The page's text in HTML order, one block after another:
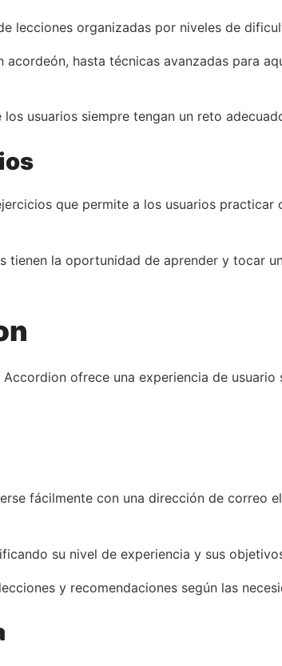
lecciones organizadas por niveles de
hasta técnicas avanzadas para
usuarios siempre tengan un reto
que permite a los usuarios practicar
tienen la oportunidad de aprender y tocar
ofrece una experiencia de usuario
fácilmente con una dirección de correo
su nivel de experiencia y sus
y recomendaciones según las